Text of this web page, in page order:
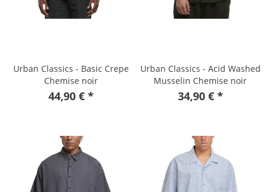
Urban Classics - Basic Crepe
Chemise noir
44,90 € *
Urban Classics - Acid Washed
Musselin Chemise noir
34,90 € *